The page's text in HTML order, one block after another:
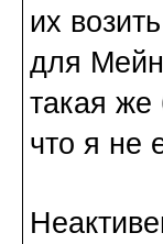
их
для
такая же
что я не